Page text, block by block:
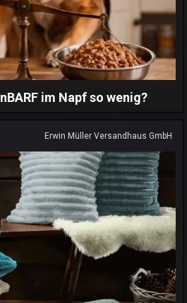
im Napf so wenig?
Erwin Müller Versandhaus GmbH